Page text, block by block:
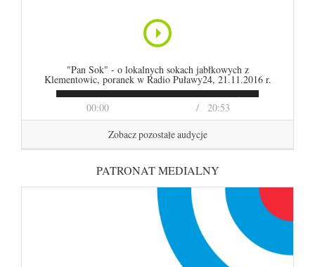
00:00 20:53
"Pan Sok" - o lokalnych sokach jabłkowych z
Klementowic, poranek w Radio Puławy24, 21.11.2016 r.
Zobacz pozostałe audycje
PATRONAT MEDIALNY